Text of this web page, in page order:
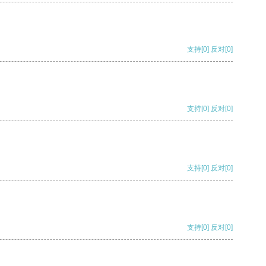
支持[0] 反对[0]
支持[0] 反对[0]
支持[0] 反对[0]
支持[0] 反对[0]